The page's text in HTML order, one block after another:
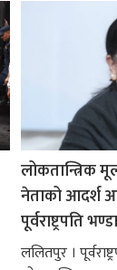
लोकतान्त्रिक
नेताको आदर्श
पूर्वराष्ट्रपति
ललितपुर ।